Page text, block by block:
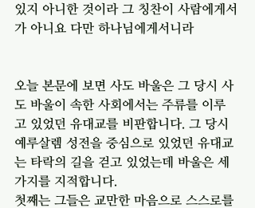
있지 아니한 것이라 그 칭찬이 사람에게서
가 아니요 다만 하나님에게서니라
오늘 본문에 보면 사도 바울은 그 당시 사
도 바울이 속한 사회에서는 주류를 이루
고 있었던 유대교를 비판합니다. 그 당시
예루살렘 성전을 중심으로 있었던 유대교
는 타락의 길을 걷고 있었는데 바울은 세
가지를 지적합니다.
첫째는 그들은 교만한 마음으로 스스로를